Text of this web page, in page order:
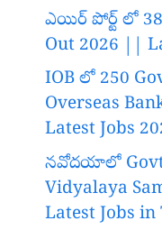
ఎయిర్ పోర్ట్ లో
Out 2026 ||
IOB లో 250
Overseas
Latest Jobs
నవోదయాలో Govt
Vidyalaya
Latest Jobs in